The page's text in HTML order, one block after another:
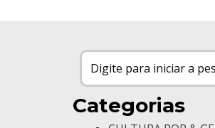
Categorias